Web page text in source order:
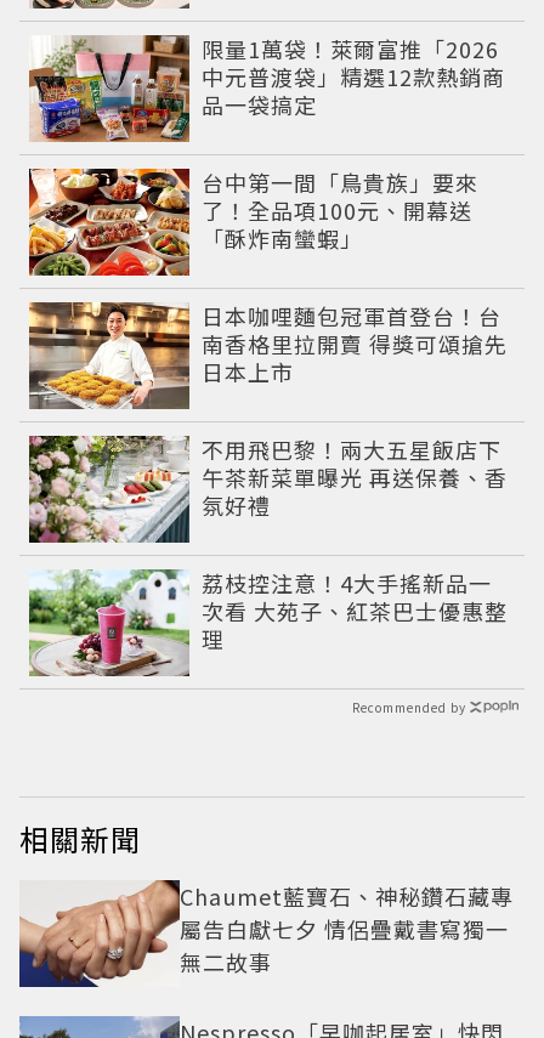
限量1萬袋！萊爾富推「2026
中元普渡袋」精選12款熱銷商
品一袋搞定
台中第一間「鳥貴族」要來
了！全品項100元、開幕送
「酥炸南蠻蝦」
日本咖哩麵包冠軍首登台！台
南香格里拉開賣 得獎可頌搶先
日本上市
不用飛巴黎！兩大五星飯店下
午茶新菜單曝光 再送保養、香
氛好禮
荔枝控注意！4大手搖新品一
次看 大苑子、紅茶巴士優惠整
理
Recommended by
相關新聞
Chaumet藍寶石、神秘鑽石藏專
屬告白獻七夕 情侶疊戴書寫獨一
無二故事